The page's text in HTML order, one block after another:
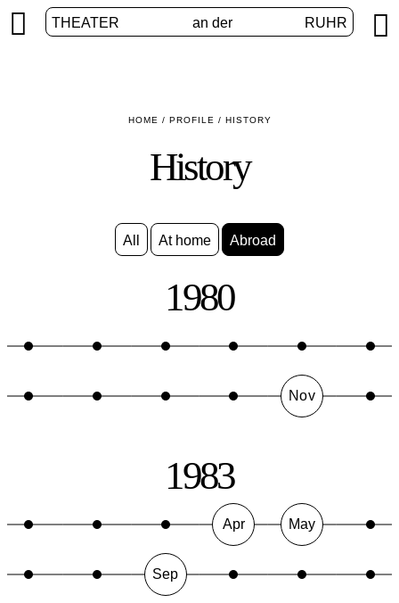
THEATER an der RUHR
 
HOME / PROFILE / HISTORY
History
All At home Abroad
1980
Nov
1983
Apr May
Sep